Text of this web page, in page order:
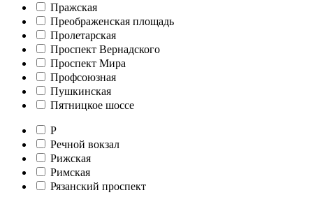
Пражская
Преображенская площадь
Пролетарская
Проспект Вернадского
Проспект Мира
Профсоюзная
Пушкинская
Пятницкое шоссе
Р
Речной вокзал
Рижская
Римская
Рязанский проспект